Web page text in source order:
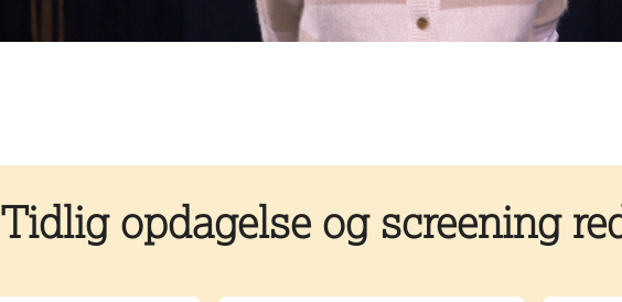
Tidlig opdagelse og screening